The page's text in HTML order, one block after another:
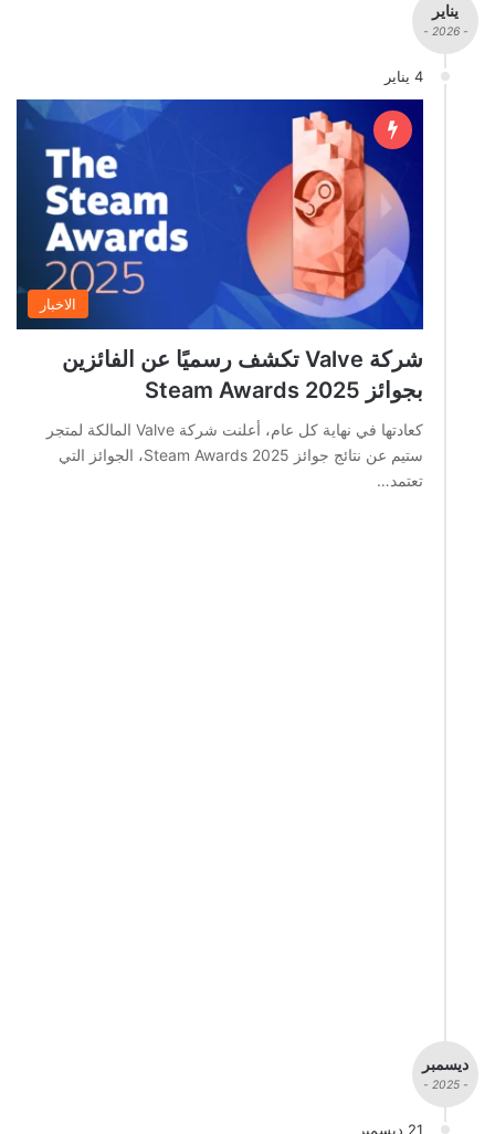
يناير
- 2026 -
4 يناير
الاخبار
شركة Valve تكشف رسميًا عن الفائزين
بجوائز Steam Awards 2025
كعادتها في نهاية كل عام، أعلنت شركة Valve المالكة لمتجر
ستيم عن نتائج جوائز Steam Awards 2025، الجوائز التي
تعتمد…
ديسمبر
- 2025 -
21 ديسمبر